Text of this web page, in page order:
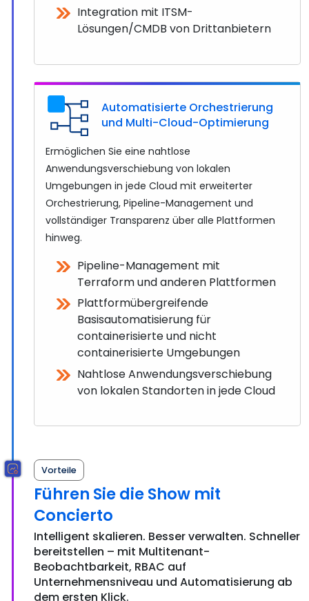
Integration mit ITSM-
Lösungen/CMDB von Drittanbietern
Automatisierte Orchestrierung
und Multi-Cloud-Optimierung
Ermöglichen Sie eine nahtlose
Anwendungsverschiebung von lokalen
Umgebungen in jede Cloud mit erweiterter
Orchestrierung, Pipeline-Management und
vollständiger Transparenz über alle Plattformen
hinweg.
Pipeline-Management mit
Terraform und anderen Plattformen
Plattformübergreifende
Basisautomatisierung für
containerisierte und nicht
containerisierte Umgebungen
Nahtlose Anwendungsverschiebung
von lokalen Standorten in jede Cloud
Vorteile
Führen Sie die Show mit
Concierto
Intelligent skalieren. Besser verwalten. Schneller
bereitstellen – mit Multitenant-
Beobachtbarkeit, RBAC auf
Unternehmensniveau und Automatisierung ab
dem ersten Klick.